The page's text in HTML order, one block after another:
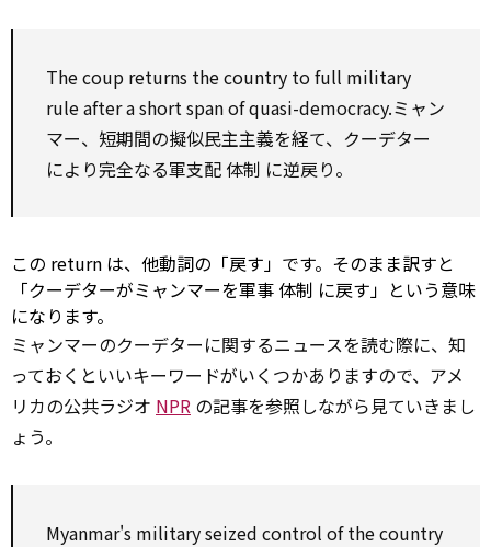
The coup returns the country to full military
rule after a short spanof quasi-democracy.ミャン
マー、短期間の擬似民主主義を経て、クーデター
により完全なる軍支配 体制 に逆戻り。
この return は、他動詞の「戻す」です。そのまま訳すと
「クーデターがミャンマーを軍事 体制 に戻す」という意味
になります。
ミャンマーのクーデターに関するニュースを読む際に、知
っておくといいキーワードがいくつかありますので、アメ
リカの公共ラジオ NPR の記事を参照しながら見ていきまし
ょう。
Myanmar's military seized control of the country